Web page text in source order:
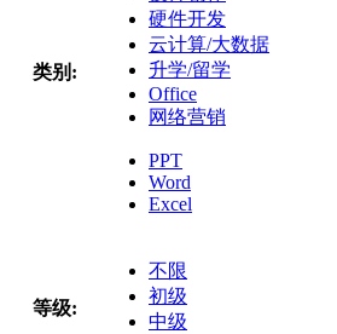
类别:
硬件开发
云计算/大数据
升学/留学
Office
网络营销
PPT
Word
Excel
等级:
不限
初级
中级